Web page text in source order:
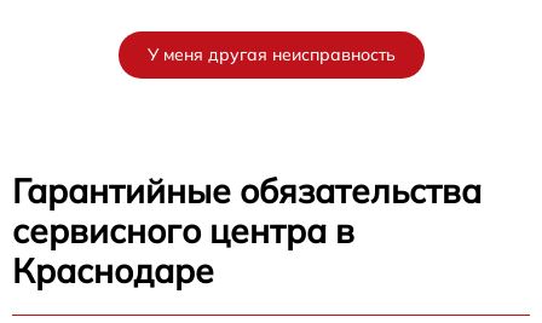
У меня другая неисправность
Гарантийные обязательства
сервисного центра в
Краснодаре